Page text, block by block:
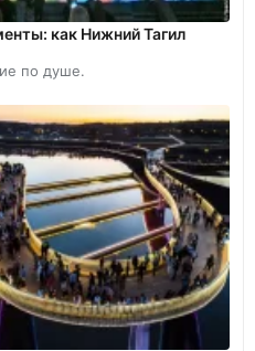
как Нижний Тагил
по душе.